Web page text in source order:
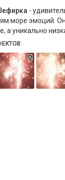
-
море эмоций.
а уникально
Зефиркавыпускает
звезды с
тающих